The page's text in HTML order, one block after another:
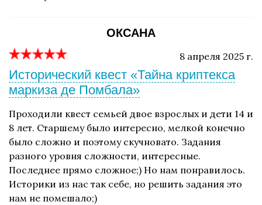
ОКСАНА
8 апреля 2025 г.
Исторический квест «Тайна криптекса
маркиза де Помбала»
Проходили квест семьей двое взрослых и дети 14 и
8 лет. Старшему было интересно, мелкой конечно
было сложно и поэтому скучновато. Задания
разного уровня сложности, интересные.
Последнее прямо сложное;) Но нам понравилось.
Историки из нас так себе, но решить задания это
нам не помешало;)